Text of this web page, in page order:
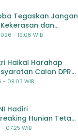
Tegaskan Jangan
dan
Anak,
- 19:06 WIB
Haikal Harahap
Calon DPR
Penilaian
- 09:03 WIB
Hadiri
Hunian Tetap
di
07:25 WIB